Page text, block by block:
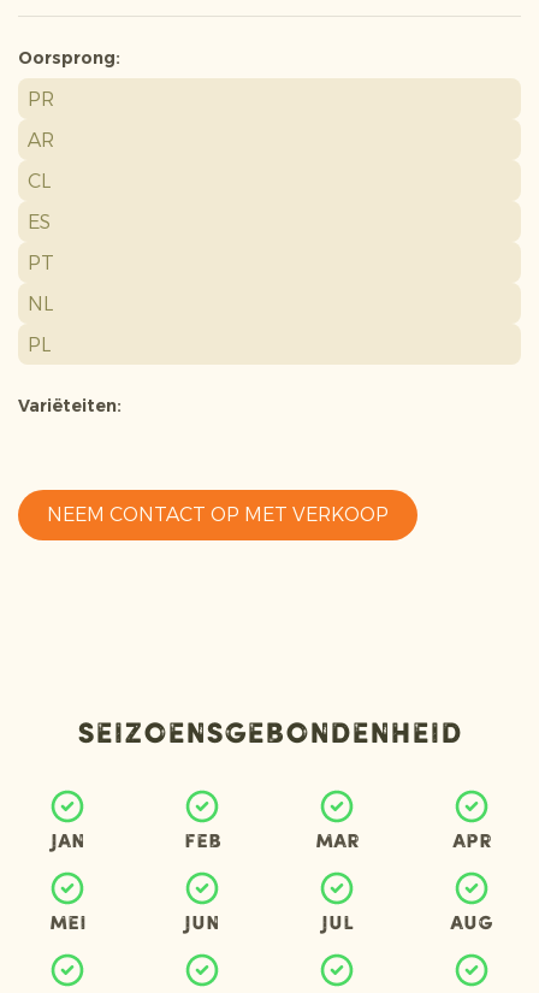
Oorsprong:
PR
AR
CL
ES
PT
NL
PL
Variëteiten:
NEEM CONTACT OP MET VERKOOP
Seizoensgebondenheid
Jan Feb Mar Apr
Mei Jun Jul Aug